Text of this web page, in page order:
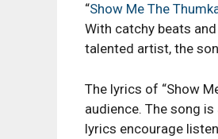
“Show Me The
With catchy beats
talented artist, the
The lyrics of “Show
audience. The song
lyrics encourage